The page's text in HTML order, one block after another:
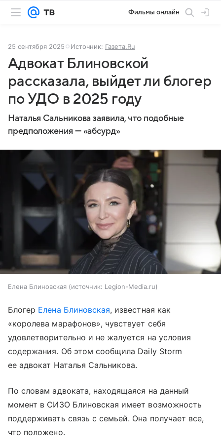
Фильмы онлайн
25 сентября 2025 Источник: Газета.Ru
Адвокат Блиновской
рассказала, выйдет ли блогер
по УДО в 2025 году
Наталья Сальникова заявила, что подобные
предположения — «абсурд»
Елена Блиновская источник: Legion-Media.ru
Блогер Елена Блиновская, известная как
«королева марафонов», чувствует себя
удовлетворительно и не жалуется на условия
содержания. Об этом сообщила Daily Storm
ее адвокат Наталья Сальникова.
По словам адвоката, находящаяся на данный
момент в СИЗО Блиновская имеет возможность
поддерживать связь с семьей. Она получает все,
что положено.